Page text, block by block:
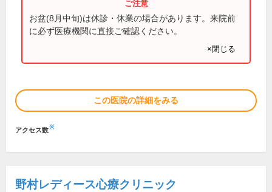
お盆(8月中旬)は休診・休業の場合があります。来院前
に必ず医療機関に直接ご確認ください。
×閉じる
この医院の詳細をみる
アクセス数※
野村レディース心療クリニック